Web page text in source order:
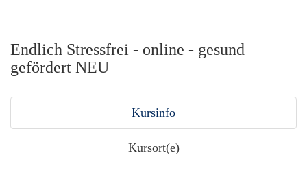
Endlich Stressfrei - online - gesund
gefördert NEU
Kursinfo
Kursort(e)